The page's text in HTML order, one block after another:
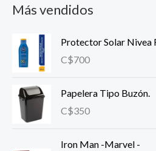
Más vendidos
Protector Solar Nivea
C$700
Papelera Tipo Buzón.
C$350
Iron Man -Marvel -